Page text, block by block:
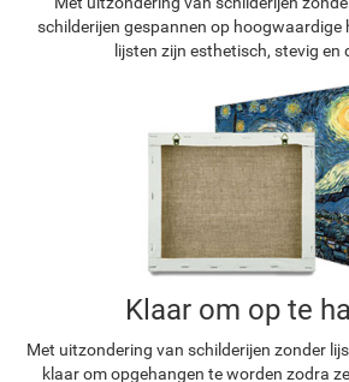
schilderijen gespannen op hoogwaardige
lijsten zijn esthetisch, stevig en
Klaar om op te
Met uitzondering van schilderijen zonder
klaar om opgehangen te worden zodra